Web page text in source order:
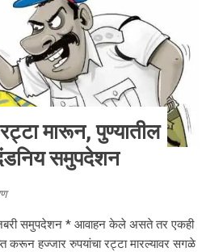
मारून, पुण्यातील
समुपदेशन
समुपदेशन * आवाहन केले असते तर एकही
करून हज्जार रुपयांचा रट्टा मारल्यावर सगळे